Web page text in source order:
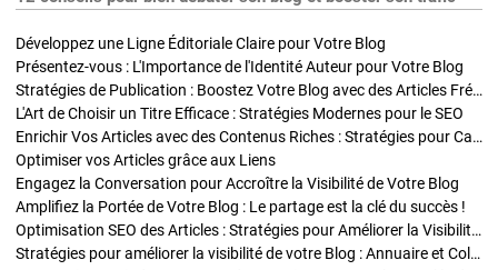
Développez une Ligne Éditoriale Claire pour Votre Blog
Présentez-vous : L'Importance de l'Identité Auteur pour Votre Blog
Stratégies de Publication : Boostez Votre Blog avec des Articles Fréquents et Exclusifs
L'Art de Choisir un Titre Efficace : Stratégies Modernes pour le SEO
Enrichir Vos Articles avec des Contenus Riches : Stratégies pour Captiver et Optimiser
Optimiser vos Articles grâce aux Liens
Engagez la Conversation pour Accroître la Visibilité de Votre Blog
Amplifiez la Portée de Votre Blog : Le partage est la clé du succès !
Optimisation SEO des Articles : Stratégies pour Améliorer la Visibilité de Votre Blog
Stratégies pour améliorer la visibilité de votre Blog : Annuaire et Collaborations